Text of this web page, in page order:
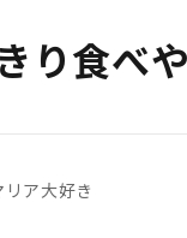
り食べ
ア大好き